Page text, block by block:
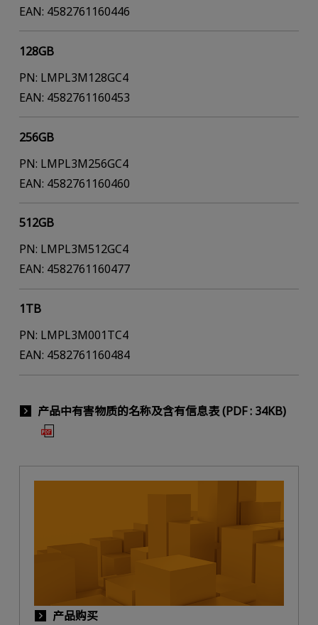
EAN: 4582761160446
128GB
PN: LMPL3M128GC4
EAN: 4582761160453
256GB
PN: LMPL3M256GC4
EAN: 4582761160460
512GB
PN: LMPL3M512GC4
EAN: 4582761160477
1TB
PN: LMPL3M001TC4
EAN: 4582761160484
产品中有害物质的名称及含有信息表 (PDF : 34KB)
产品购买